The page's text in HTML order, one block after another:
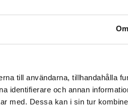
Om
till användarna, tillhandahålla
identifierare och annan
med. Dessa kan i sin tur